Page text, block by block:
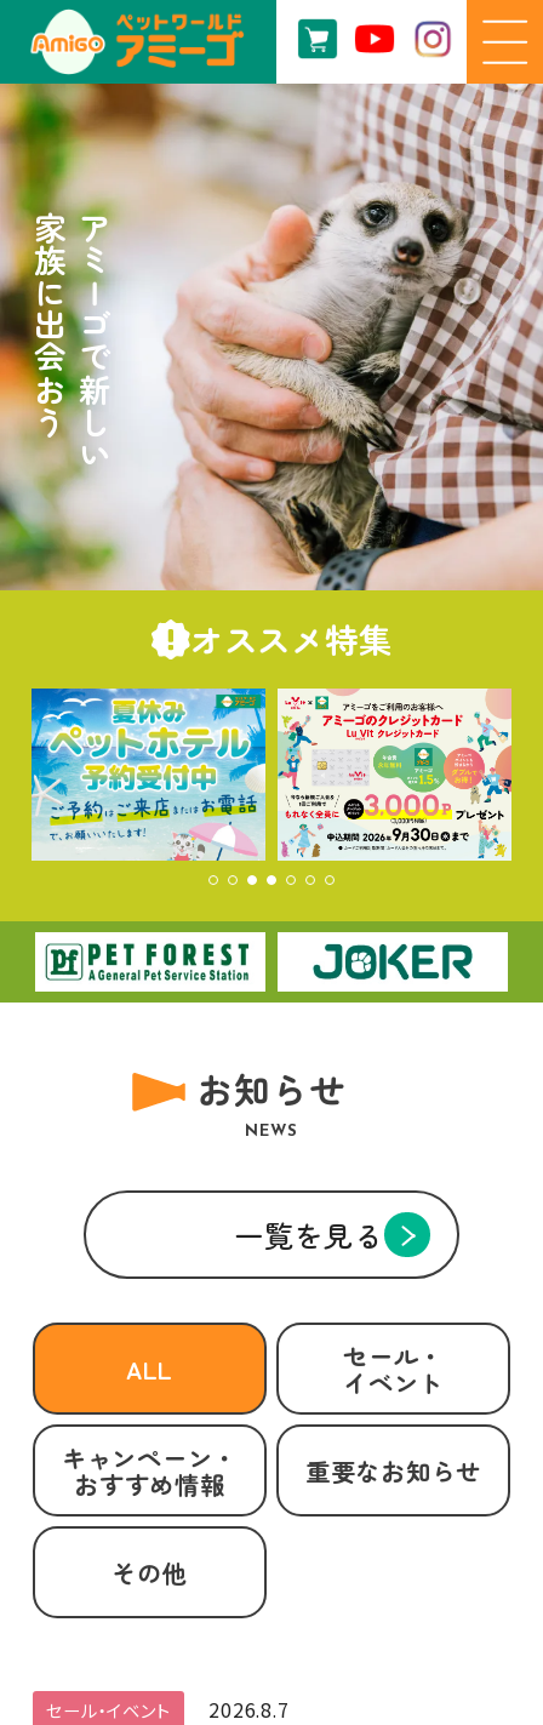
アミーゴで新しい
家族に出会おう
オススメ特集
お知らせ
NEWS
一覧を見る
ALL セール・
イベント
キャンペーン・
おすすめ情報 重要なお知らせ
その他
セール・イベント
2026.8.7